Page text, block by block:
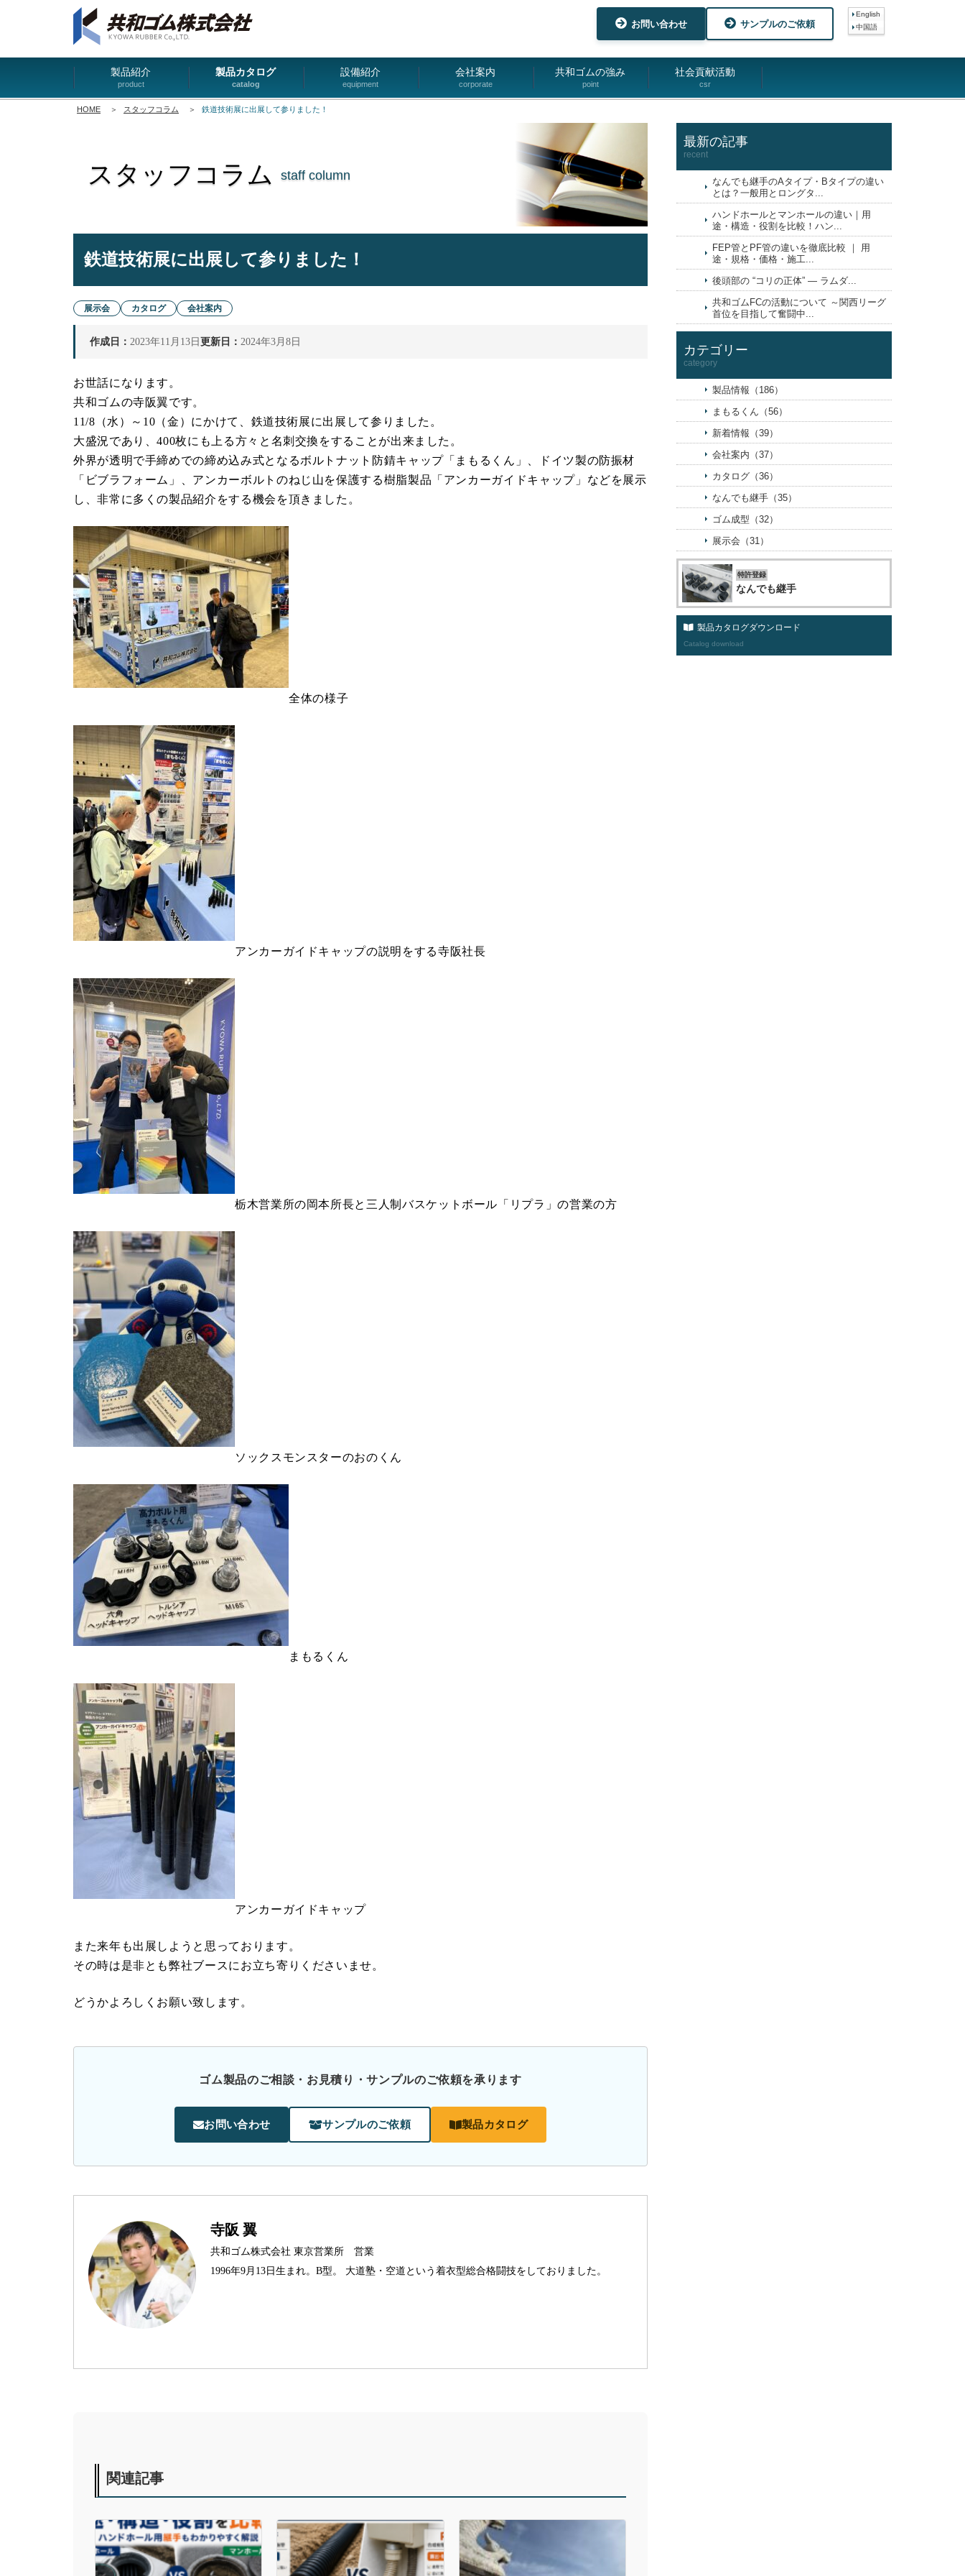
お問い合わせ サンプルのご依頼
English
中国語
製品紹介
product
製品カタログ
catalog
設備紹介
equipment
会社案内
corporate
共和ゴムの強み
point
社会貢献活動
csr
HOME ＞ スタッフコラム ＞ 鉄道技術展に出展して参りました！
スタッフコラム staff column
鉄道技術展に出展して参りました！
展示会 カタログ 会社案内
作成日： 2023年11月13日 更新日： 2024年3月8日
お世話になります。
共和ゴムの寺阪翼です。
11/8（水）～10（金）にかけて、鉄道技術展に出展して参りました。
大盛況であり、400枚にも上る方々と名刺交換をすることが出来ました。
外界が透明で手締めでの締め込み式となるボルトナット防錆キャップ「まもるくん」、ドイツ製の防振材
「ビブラフォーム」、アンカーボルトのねじ山を保護する樹脂製品「アンカーガイドキャップ」などを展示
し、非常に多くの製品紹介をする機会を頂きました。
全体の様子
アンカーガイドキャップの説明をする寺阪社長
栃木営業所の岡本所長と三人制バスケットボール「リプラ」の営業の方
ソックスモンスターのおのくん
まもるくん
アンカーガイドキャップ
また来年も出展しようと思っております。
その時は是非とも弊社ブースにお立ち寄りくださいませ。
どうかよろしくお願い致します。
ゴム製品のご相談・お見積り・サンプルのご依頼を承ります
お問い合わせ サンプルのご依頼 製品カタログ
寺阪 翼
共和ゴム株式会社 東京営業所 営業
1996年9月13日生まれ。B型。 大道塾・空道という着衣型総合格闘技をしておりました。
関連記事
最新の記事
recent
なんでも継手のAタイプ・Bタイプの違い
とは？一般用とロングタ...
ハンドホールとマンホールの違い｜用
途・構造・役割を比較！ハン...
FEP管とPF管の違いを徹底比較 ｜ 用
途・規格・価格・施工...
後頭部の “コリの正体” ― ラムダ...
共和ゴムFCの活動について ～関西リーグ
首位を目指して奮闘中...
カテゴリー
category
製品情報（186）
まもるくん（56）
新着情報（39）
会社案内（37）
カタログ（36）
なんでも継手（35）
ゴム成型（32）
展示会（31）
特許登録
なんでも継手
製品カタログダウンロード
Catalog download